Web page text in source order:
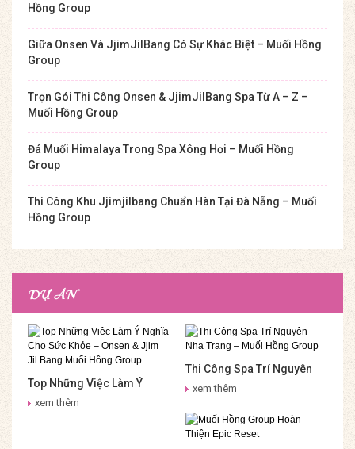
Hồng Group
Giữa Onsen Và JjimJilBang Có Sự Khác Biệt – Muối Hồng
Group
Trọn Gói Thi Công Onsen & JjimJilBang Spa Từ A – Z –
Muối Hồng Group
Đá Muối Himalaya Trong Spa Xông Hơi – Muối Hồng
Group
Thi Công Khu Jjimjilbang Chuẩn Hàn Tại Đà Nẵng – Muối
Hồng Group
DỰ ÁN
Top Những Việc Làm Ý
Nghĩa Cho Sức Khỏe –
xem thêm
Thi Công Spa Trí Nguyên
Nha Trang – Muối Hồng
xem thêm